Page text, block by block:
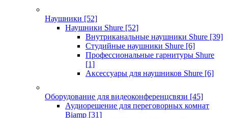
Наушники [52]
Наушники Shure [52]
Внутриканальные наушники Shure [39]
Студийные наушники Shure [6]
Профессиональные гарнитуры Shure
[1]
Аксессуары для наушников Shure [6]
Оборудование для видеоконференцсвязи [45]
Аудиорешение для переговорных комнат
Biamp [31]